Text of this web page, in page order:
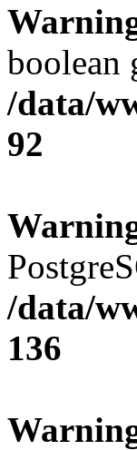
boolean
/data/
92
/data/
136